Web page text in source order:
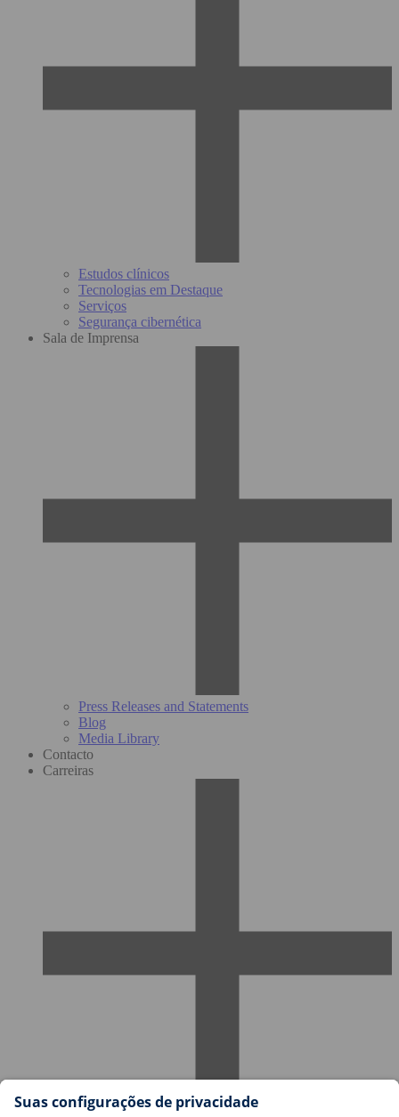
Estudos clínicos
Tecnologias em Destaque
Serviços
Segurança cibernética
Sala de Imprensa
Press Releases and Statements
Blog
Media Library
Contacto
Carreiras